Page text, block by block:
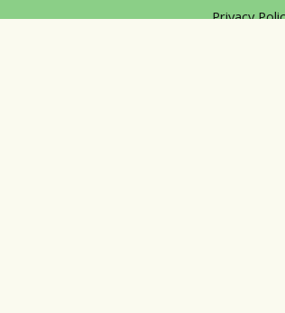
Privacy